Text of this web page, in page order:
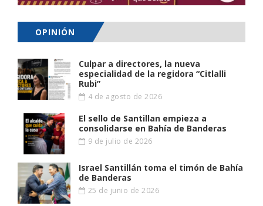
OPINIÓN
Culpar a directores, la nueva
especialidad de la regidora “Citlalli
Rubi”
4 de agosto de 2026
El sello de Santillan empieza a
consolidarse en Bahía de Banderas
9 de julio de 2026
Israel Santillán toma el timón de Bahía
de Banderas
25 de junio de 2026